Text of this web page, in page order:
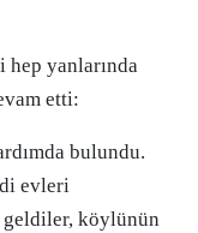
hep yanlarında
etti:
bulundu.
evleri
geldiler, köylünün